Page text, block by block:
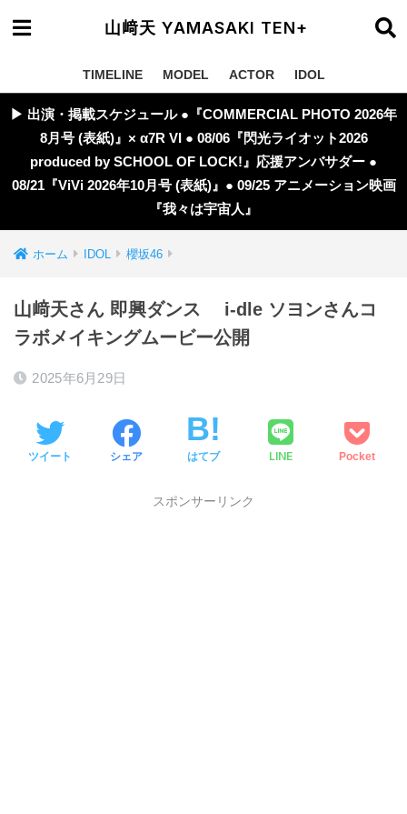
山﨑天 YAMASAKI TEN+
TIMELINE MODEL ACTOR IDOL
▶︎ 出演・掲載スケジュール ●『COMMERCIAL PHOTO 2026年
8月号 (表紙)』× α7R VI ● 08/06『閃光ライオット2026
produced by SCHOOL OF LOCK!』応援アンバサダー ●
08/21『ViVi 2026年10月号 (表紙)』● 09/25 アニメーション映画
『我々は宇宙人』
ホーム IDOL 櫻坂46
山﨑天さん 即興ダンス i-dle ソヨンさんコ
ラボメイキングムービー公開
2025年6月29日
ツイート シェア はてブ LINE Pocket
スポンサーリンク